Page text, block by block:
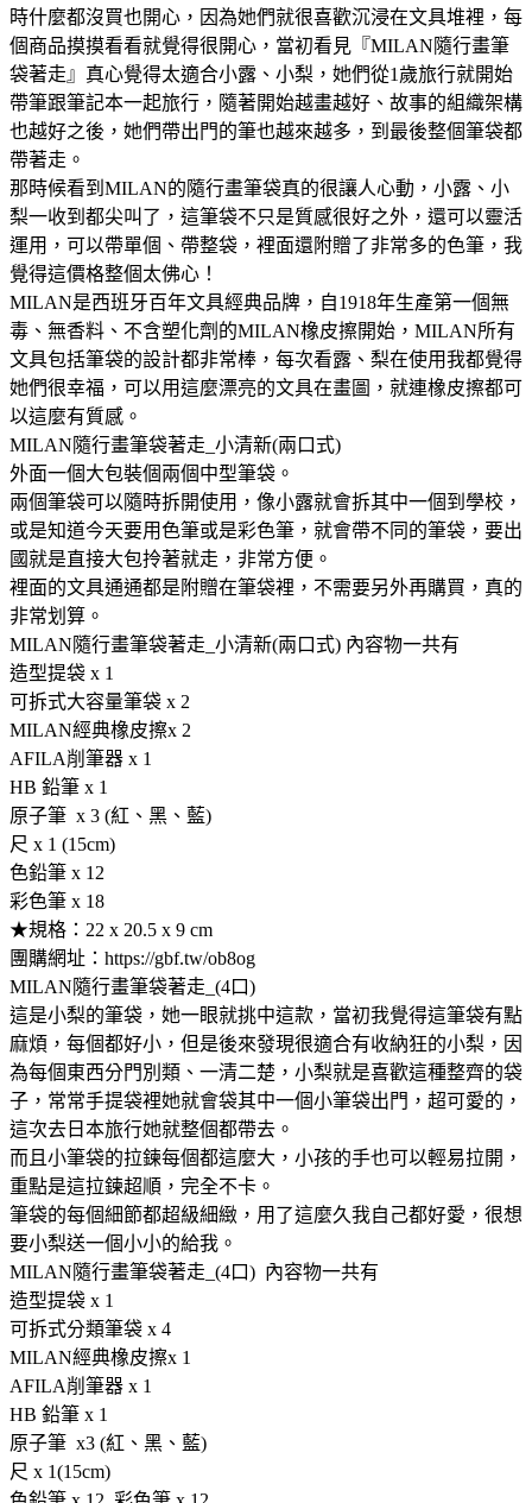
時什麼都沒買也開心，因為她們就很喜歡沉浸在文具堆裡，每
個商品摸摸看看就覺得很開心，當初看見『MILAN隨行畫筆
袋著走』真心覺得太適合小露、小梨，她們從1歲旅行就開始
帶筆跟筆記本一起旅行，隨著開始越畫越好、故事的組織架構
也越好之後，她們帶出門的筆也越來越多，到最後整個筆袋都
帶著走。
那時候看到MILAN的隨行畫筆袋真的很讓人心動，小露、小
梨一收到都尖叫了，這筆袋不只是質感很好之外，還可以靈活
運用，可以帶單個、帶整袋，裡面還附贈了非常多的色筆，我
覺得這價格整個太佛心！
MILAN是西班牙百年文具經典品牌，自1918年生產第一個無
毒、無香料、不含塑化劑的MILAN橡皮擦開始，MILAN所有
文具包括筆袋的設計都非常棒，每次看露、梨在使用我都覺得
她們很幸福，可以用這麼漂亮的文具在畫圖，就連橡皮擦都可
以這麼有質感。
MILAN隨行畫筆袋著走_小清新(兩口式)
外面一個大包裝個兩個中型筆袋。
兩個筆袋可以隨時拆開使用，像小露就會拆其中一個到學校，
或是知道今天要用色筆或是彩色筆，就會帶不同的筆袋，要出
國就是直接大包拎著就走，非常方便。
裡面的文具通通都是附贈在筆袋裡，不需要另外再購買，真的
非常划算。
MILAN隨行畫筆袋著走_小清新(兩口式) 內容物一共有
造型提袋 x 1
可拆式大容量筆袋 x 2
MILAN經典橡皮擦x 2
AFILA削筆器 x 1
HB 鉛筆 x 1
原子筆 x 3 (紅、黑、藍)
尺 x 1 (15cm)
色鉛筆 x 12
彩色筆 x 18
★規格：22 x 20.5 x 9 cm
團購網址：https://gbf.tw/ob8og
MILAN隨行畫筆袋著走_(4口)
這是小梨的筆袋，她一眼就挑中這款，當初我覺得這筆袋有點
麻煩，每個都好小，但是後來發現很適合有收納狂的小梨，因
為每個東西分門別類、一清二楚，小梨就是喜歡這種整齊的袋
子，常常手提袋裡她就會袋其中一個小筆袋出門，超可愛的，
這次去日本旅行她就整個都帶去。
而且小筆袋的拉鍊每個都這麼大，小孩的手也可以輕易拉開，
重點是這拉鍊超順，完全不卡。
筆袋的每個細節都超級細緻，用了這麼久我自己都好愛，很想
要小梨送一個小小的給我。
MILAN隨行畫筆袋著走_(4口) 內容物一共有
造型提袋 x 1
可拆式分類筆袋 x 4
MILAN經典橡皮擦x 1
AFILA削筆器 x 1
HB 鉛筆 x 1
原子筆 x3 (紅、黑、藍)
尺 x 1(15cm)